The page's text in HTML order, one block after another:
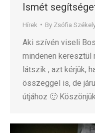
Ismét
Hírek By Zsófia
Aki szívén viseli
mindenen keresztül
látszik , azt kérjük,
összeggel is, de
útjához 🙂